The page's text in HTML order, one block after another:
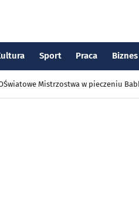
Sport Praca Biznes
Światowe Mistrzostwa w pieczeniu